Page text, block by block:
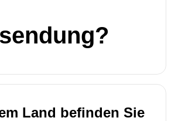
Land befinden Sie